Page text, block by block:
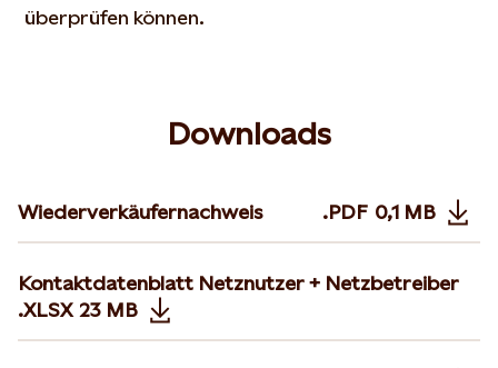
überprüfen können.
Downloads
Wiederverkäufernachweis .PDF 0,1 MB
Opens in
Kontaktdatenblatt Netznutzer + Netzbetreiber
.XLSX 23 MB
Opens in new tab or window